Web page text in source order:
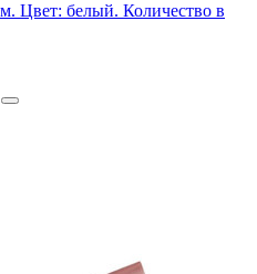
Цвет: белый. Количество в